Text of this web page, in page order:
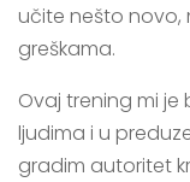
učite nešto novo,
greškama.
Ovaj trening mi je
ljudima i u
gradim autoritet